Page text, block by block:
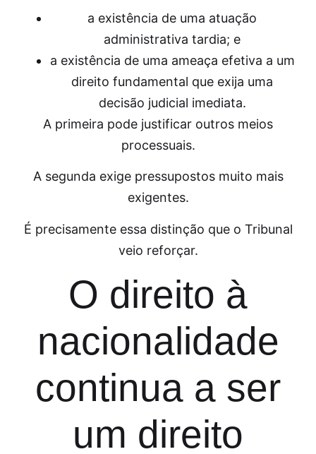
a existência de uma atuação
administrativa tardia; e
a existência de uma ameaça efetiva a um
direito fundamental que exija uma
decisão judicial imediata.
A primeira pode justificar outros meios
processuais.
A segunda exige pressupostos muito mais
exigentes.
É precisamente essa distinção que o Tribunal
veio reforçar.
O direito à
nacionalidade
continua a ser
um direito